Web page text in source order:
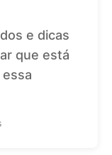
e dicas
que está